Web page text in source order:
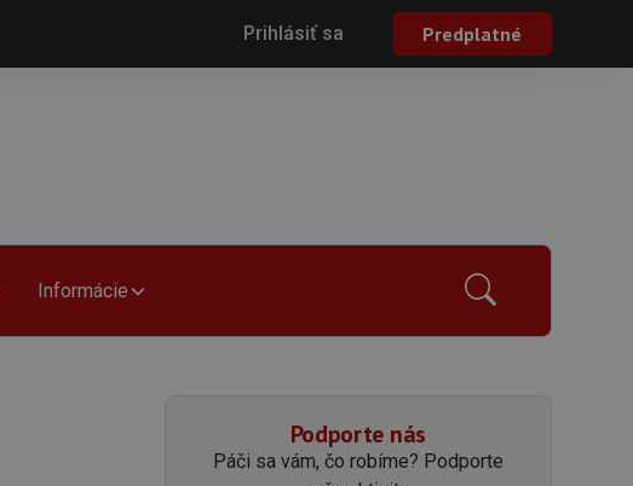
Prihlásiť sa Predplatné
Informácie
Podporte nás
Páči sa vám, čo robíme? Podporte